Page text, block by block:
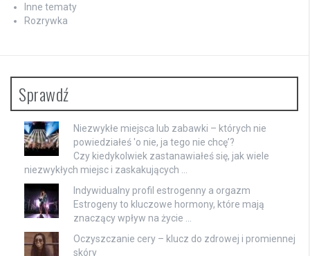
Inne tematy
Rozrywka
Sprawdź
Niezwykłe miejsca lub zabawki – których nie
powiedziałeś 'o nie, ja tego nie chcę’?
Czy kiedykolwiek zastanawiałeś się, jak wiele
niezwykłych miejsc i zaskakujących …
Indywidualny profil estrogenny a orgazm
Estrogeny to kluczowe hormony, które mają
znaczący wpływ na życie …
Oczyszczanie cery – klucz do zdrowej i promiennej
skóry